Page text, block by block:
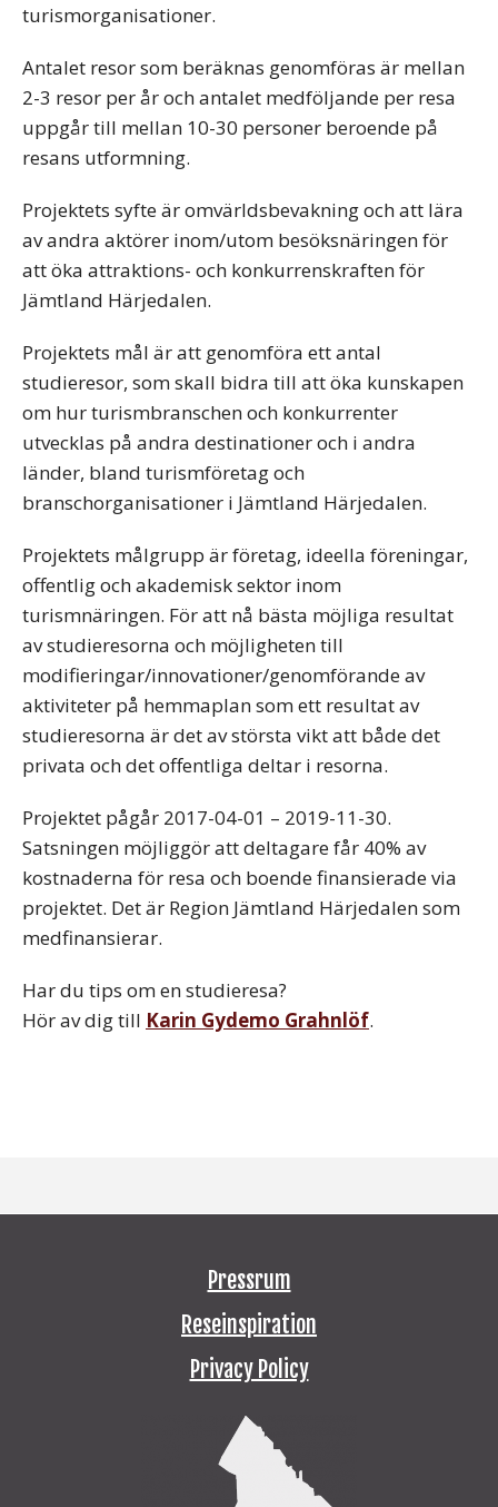
turismorganisationer.
Antalet resor som beräknas genomföras är mellan
2-3 resor per år och antalet medföljande per resa
uppgår till mellan 10-30 personer beroende på
resans utformning.
Projektets syfte är omvärldsbevakning och att lära
av andra aktörer inom/utom besöksnäringen för
att öka attraktions- och konkurrenskraften för
Jämtland Härjedalen.
Projektets mål är att genomföra ett antal
studieresor, som skall bidra till att öka kunskapen
om hur turismbranschen och konkurrenter
utvecklas på andra destinationer och i andra
länder, bland turismföretag och
branschorganisationer i Jämtland Härjedalen.
Projektets målgrupp är företag, ideella föreningar,
offentlig och akademisk sektor inom
turismnäringen. För att nå bästa möjliga resultat
av studieresorna och möjligheten till
modifieringar/innovationer/genomförande av
aktiviteter på hemmaplan som ett resultat av
studieresorna är det av största vikt att både det
privata och det offentliga deltar i resorna.
Projektet pågår 2017-04-01 – 2019-11-30.
Satsningen möjliggör att deltagare får 40% av
kostnaderna för resa och boende finansierade via
projektet. Det är Region Jämtland Härjedalen som
medfinansierar.
Har du tips om en studieresa?
Hör av dig till Karin Gydemo Grahnlöf.
Pressrum
Reseinspiration
Privacy Policy